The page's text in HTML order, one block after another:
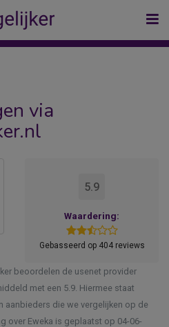
via
5.9
Waardering:
Gebasseerd op 404 reviews
beoordelen de usenet provider
met een 5.9. Hiermee staat
aanbieders die we vergelijken op de
over Eweka is geplaatst op 04-06-